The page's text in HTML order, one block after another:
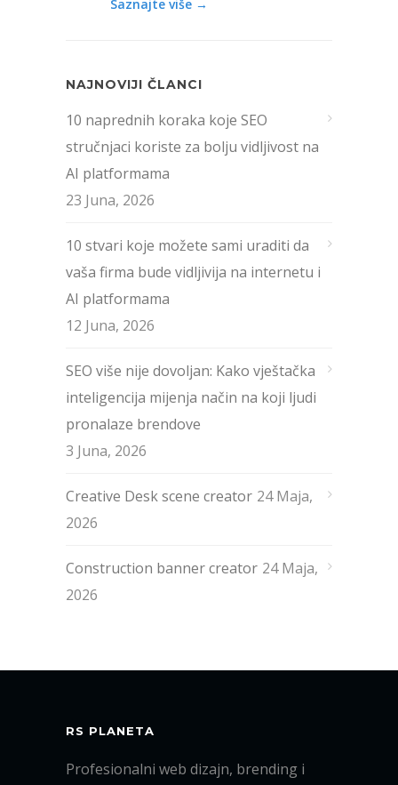
Saznajte više →
NAJNOVIJI ČLANCI
10 naprednih koraka koje SEO
stručnjaci koriste za bolju vidljivost na
AI platformama
23 Juna, 2026
10 stvari koje možete sami uraditi da
vaša firma bude vidljivija na internetu i
AI platformama
12 Juna, 2026
SEO više nije dovoljan: Kako vještačka
inteligencija mijenja način na koji ljudi
pronalaze brendove
3 Juna, 2026
Creative Desk scene creator 24 Maja,
2026
Construction banner creator 24 Maja,
2026
RS PLANETA
Profesionalni web dizajn, brending i